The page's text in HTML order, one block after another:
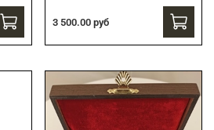
3 500.00 руб